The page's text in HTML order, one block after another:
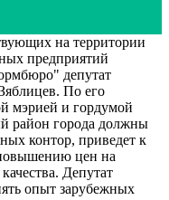
на территории
предприятий
депутат
По его
мэрией и гордумой
район города должны
контор, приведет к
цен на
Депутат
опыт зарубежных